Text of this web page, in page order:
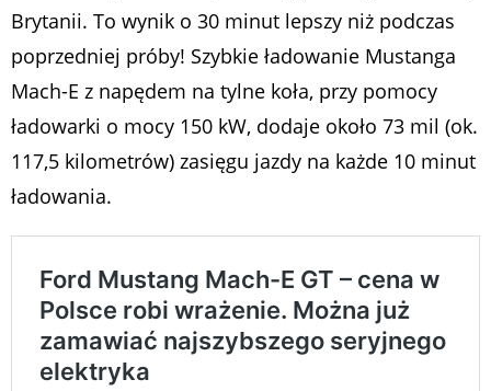
Brytanii. To wynik o 30 minut lepszy niż podczas
poprzedniej próby! Szybkie ładowanie Mustanga
Mach-E z napędem na tylne koła, przy pomocy
ładowarki o mocy 150 kW, dodaje około 73 mil (ok.
117,5 kilometrów) zasięgu jazdy na każde 10 minut
ładowania.